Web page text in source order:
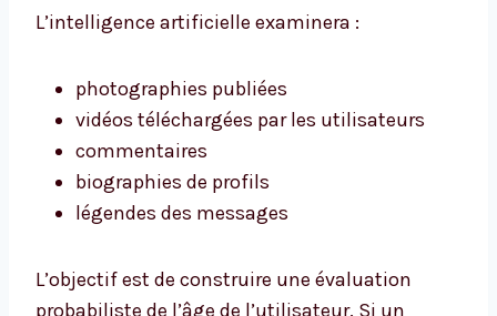
L’intelligence artificielle examinera :
photographies publiées
vidéos téléchargées par les utilisateurs
commentaires
biographies de profils
légendes des messages
L’objectif est de construire une évaluation
probabiliste de l’âge de l’utilisateur. Si un